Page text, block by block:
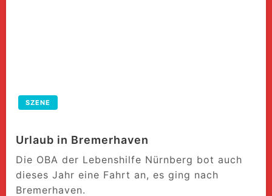
SZENE
Urlaub in Bremerhaven
Die OBA der Lebenshilfe Nürnberg bot auch
dieses Jahr eine Fahrt an, es ging nach
Bremerhaven.